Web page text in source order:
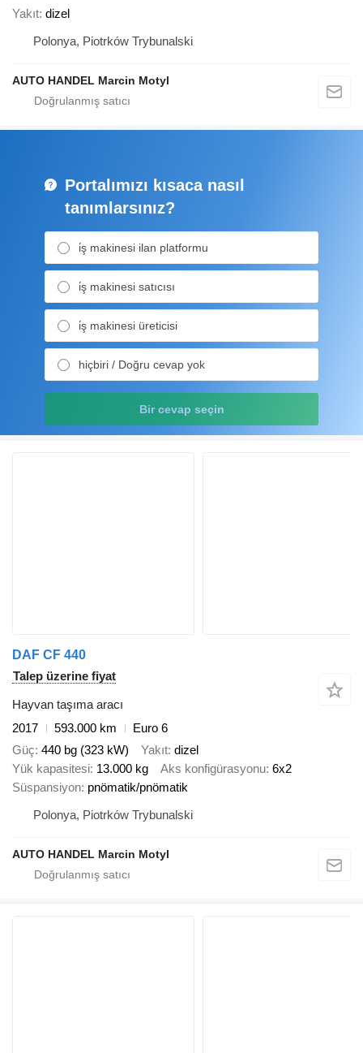
Yakıt dizel
Polonya, Piotrków Trybunalski
AUTO HANDEL Marcin Motyl
Portalımızı kısaca nasıl
tanımlarsınız?
i̇ş makinesi ilan platformu
i̇ş makinesi satıcısı
i̇ş makinesi üreticisi
hiçbiri / Doğru cevap yok
Bir cevap seçin
DAF CF 440
Talep üzerine fiyat
Hayvan taşıma aracı
2017
593.000 km
Euro 6
Güç 440 bg (323 kW) Yakıt dizel
Yük kapasitesi 13.000 kg Aks konfigürasyonu 6x2
Süspansiyon pnömatik/pnömatik
Polonya, Piotrków Trybunalski
AUTO HANDEL Marcin Motyl